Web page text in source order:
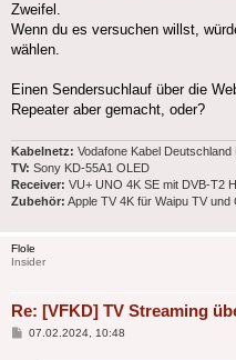
Zweifel.
Wenn du es versuchen willst,
wählen.
Einen Sendersuchlauf über die
Repeater aber gemacht, oder?
Kabelnetz: Vodafone Kabel
TV: Sony KD-55A1 OLED
Receiver: VU+ UNO 4K SE mit DVB-T2
Zubehör: Apple TV 4K für Waipu TV und
Flole
Insider
Re: [VFKD] TV Streaming
Beitrag
07.02.2024, 10:48